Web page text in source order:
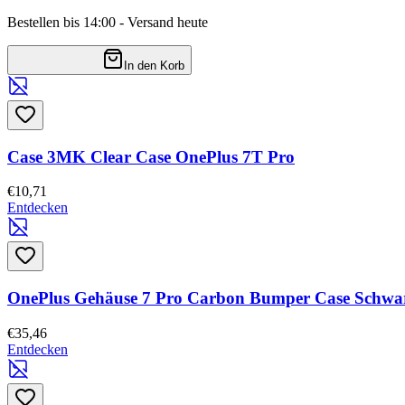
Bestellen bis 14:00 - Versand heute
In den Korb
Case 3MK Clear Case OnePlus 7T Pro
€10,71
Entdecken
OnePlus Gehäuse 7 Pro Carbon Bumper Case
€35,46
Entdecken